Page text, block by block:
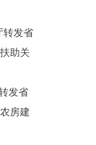
转发省
助关
发省
房建